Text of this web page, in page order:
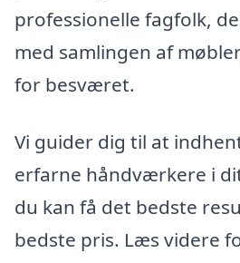
professionelle fagfolk,
med samlingen af
for besværet.
Vi guider dig til at
erfarne håndværkere i
du kan få det bedste
bedste pris. Læs videre